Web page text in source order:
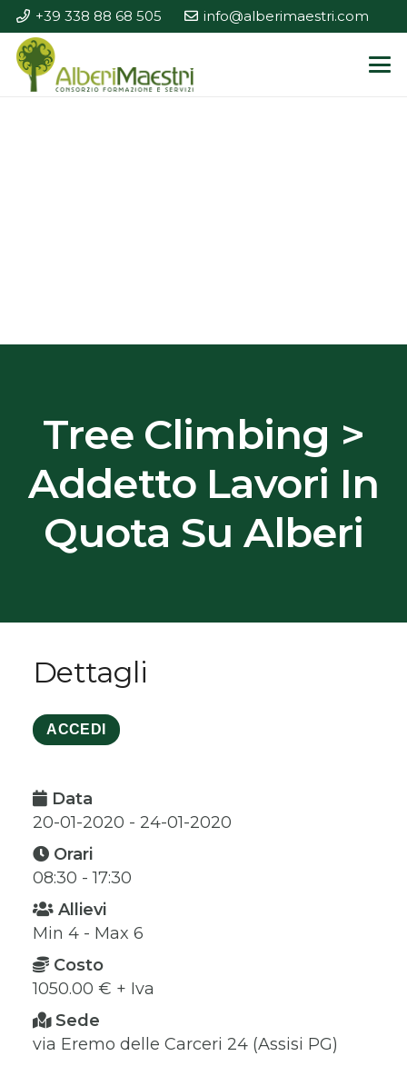
+39 338 88 68 505 info@alberimaestri.com
Tree Climbing >
Addetto Lavori In
Quota Su Alberi
Dettagli
ACCEDI
Data
20-01-2020 - 24-01-2020
Orari
08:30 - 17:30
Allievi
Min 4 - Max 6
Costo
1050.00 € + Iva
Sede
via Eremo delle Carceri 24 (Assisi PG)